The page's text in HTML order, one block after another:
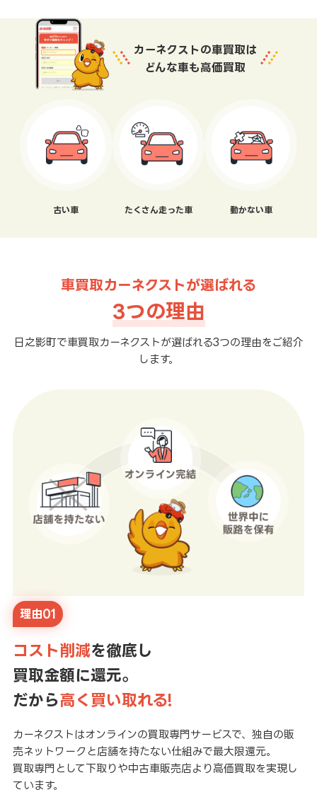
カーネクストの車買取は
どんな車も高価買取
古い車 たくさん走った車 動かない車
車買取カーネクストが選ばれる
3つの理由
日之影町で車買取カーネクストが選ばれる3つの理由をご紹介
します。
理由01
コスト削減を徹底し
買取金額に還元。
だから高く買い取れる!
カーネクストはオンラインの買取専門サービスで、独自の販
売ネットワークと店舗を持たない仕組みで最大限還元。
買取専門として下取りや中古車販売店より高価買取を実現し
ています。